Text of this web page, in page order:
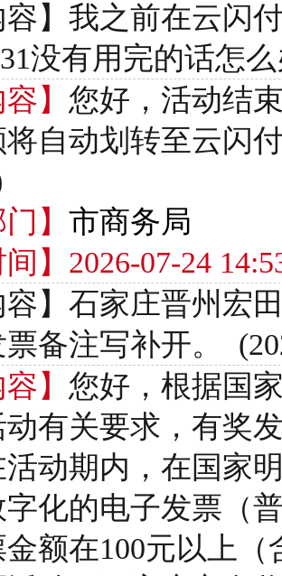
容】我之前在云闪
没有用完的话怎
】 您好，活动结
自动划转至云闪
】 市商务局
间】2026-07-24
容】石家庄晋州宏
备注写补开。
】 您好，根据国
有关要求，有奖
动期内，在国家
化的电子发票（
额在100元以上